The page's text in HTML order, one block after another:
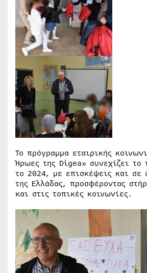
Το πρόγραμμα εταιρικής
Ήρωες της Digea» συνεχίζει το
το 2024, με επισκέψεις και σε
της Ελλάδας, προσφέροντας
και στις τοπικές κοινωνίες.